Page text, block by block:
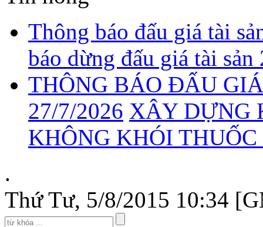
Thông báo đấu giá tài
báo dừng đấu giá tài
THÔNG BÁO ĐẤU
27/7/2026 XÂY DỰNG
KHÔNG KHÓI THUỐC
.
Thứ Tư, 5/8/2015 10:34